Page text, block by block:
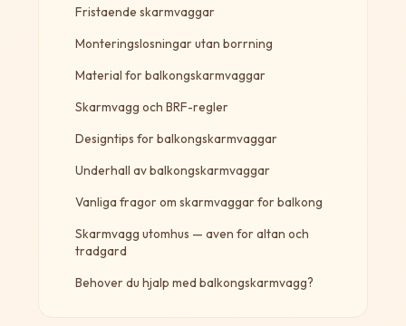
Fristaende skarmvaggar
Monteringslosningar utan borrning
Material for balkongskarmvaggar
Skarmvagg och BRF-regler
Designtips for balkongskarmvaggar
Underhall av balkongskarmvaggar
Vanliga fragor om skarmvaggar for balkong
Skarmvagg utomhus — aven for altan och
tradgard
Behover du hjalp med balkongskarmvagg?